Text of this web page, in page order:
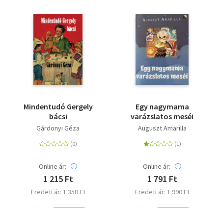
Mindentudó Gergely
bácsi
Gárdonyi Géza
Online ár:
1 215 Ft
Eredeti ár: 1 350 Ft
Egy nagymama
varázslatos meséi
Auguszt Amarilla
Online ár:
1 791 Ft
Eredeti ár: 1 990 Ft